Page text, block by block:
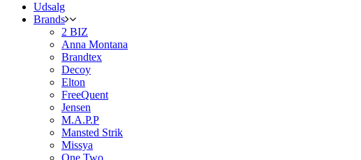
Udsalg
Brands
2 BIZ
Anna Montana
Brandtex
Decoy
Elton
FreeQuent
Jensen
M.A.P.P
Mansted Strik
Missya
One Two